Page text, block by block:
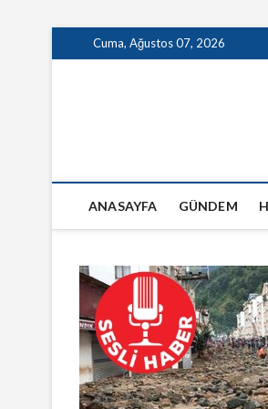
to
Cuma, Ağustos 07, 2026
ANASAYFA GÜNDEM